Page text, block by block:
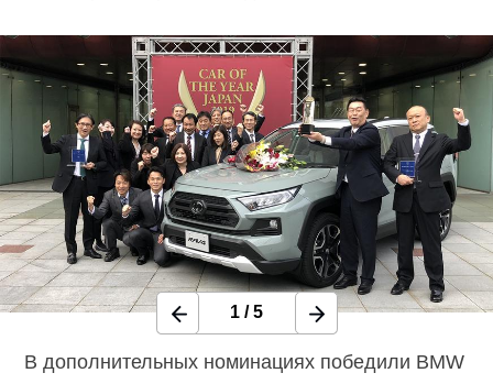
1 /5
В дополнительных номинациях победили BMW